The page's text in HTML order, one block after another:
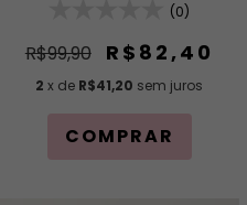
(0)
R$99,90 R$82,40
2 x de R$41,20 sem juros
COMPRAR